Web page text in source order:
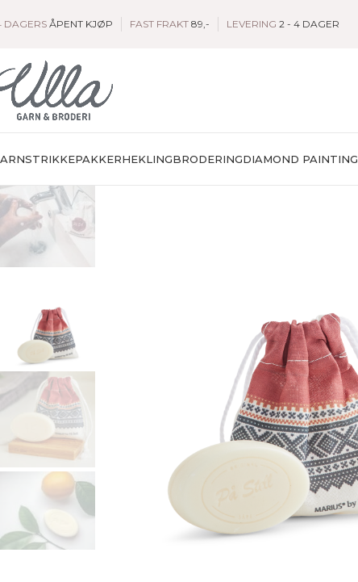
DAGERS ÅPENT KJØP FAST FRAKT 89,- LEVERING 2 - 4 DAGER
STRIKKEPAKKERHEKLINGBRODERINGDIAMOND PAINTING